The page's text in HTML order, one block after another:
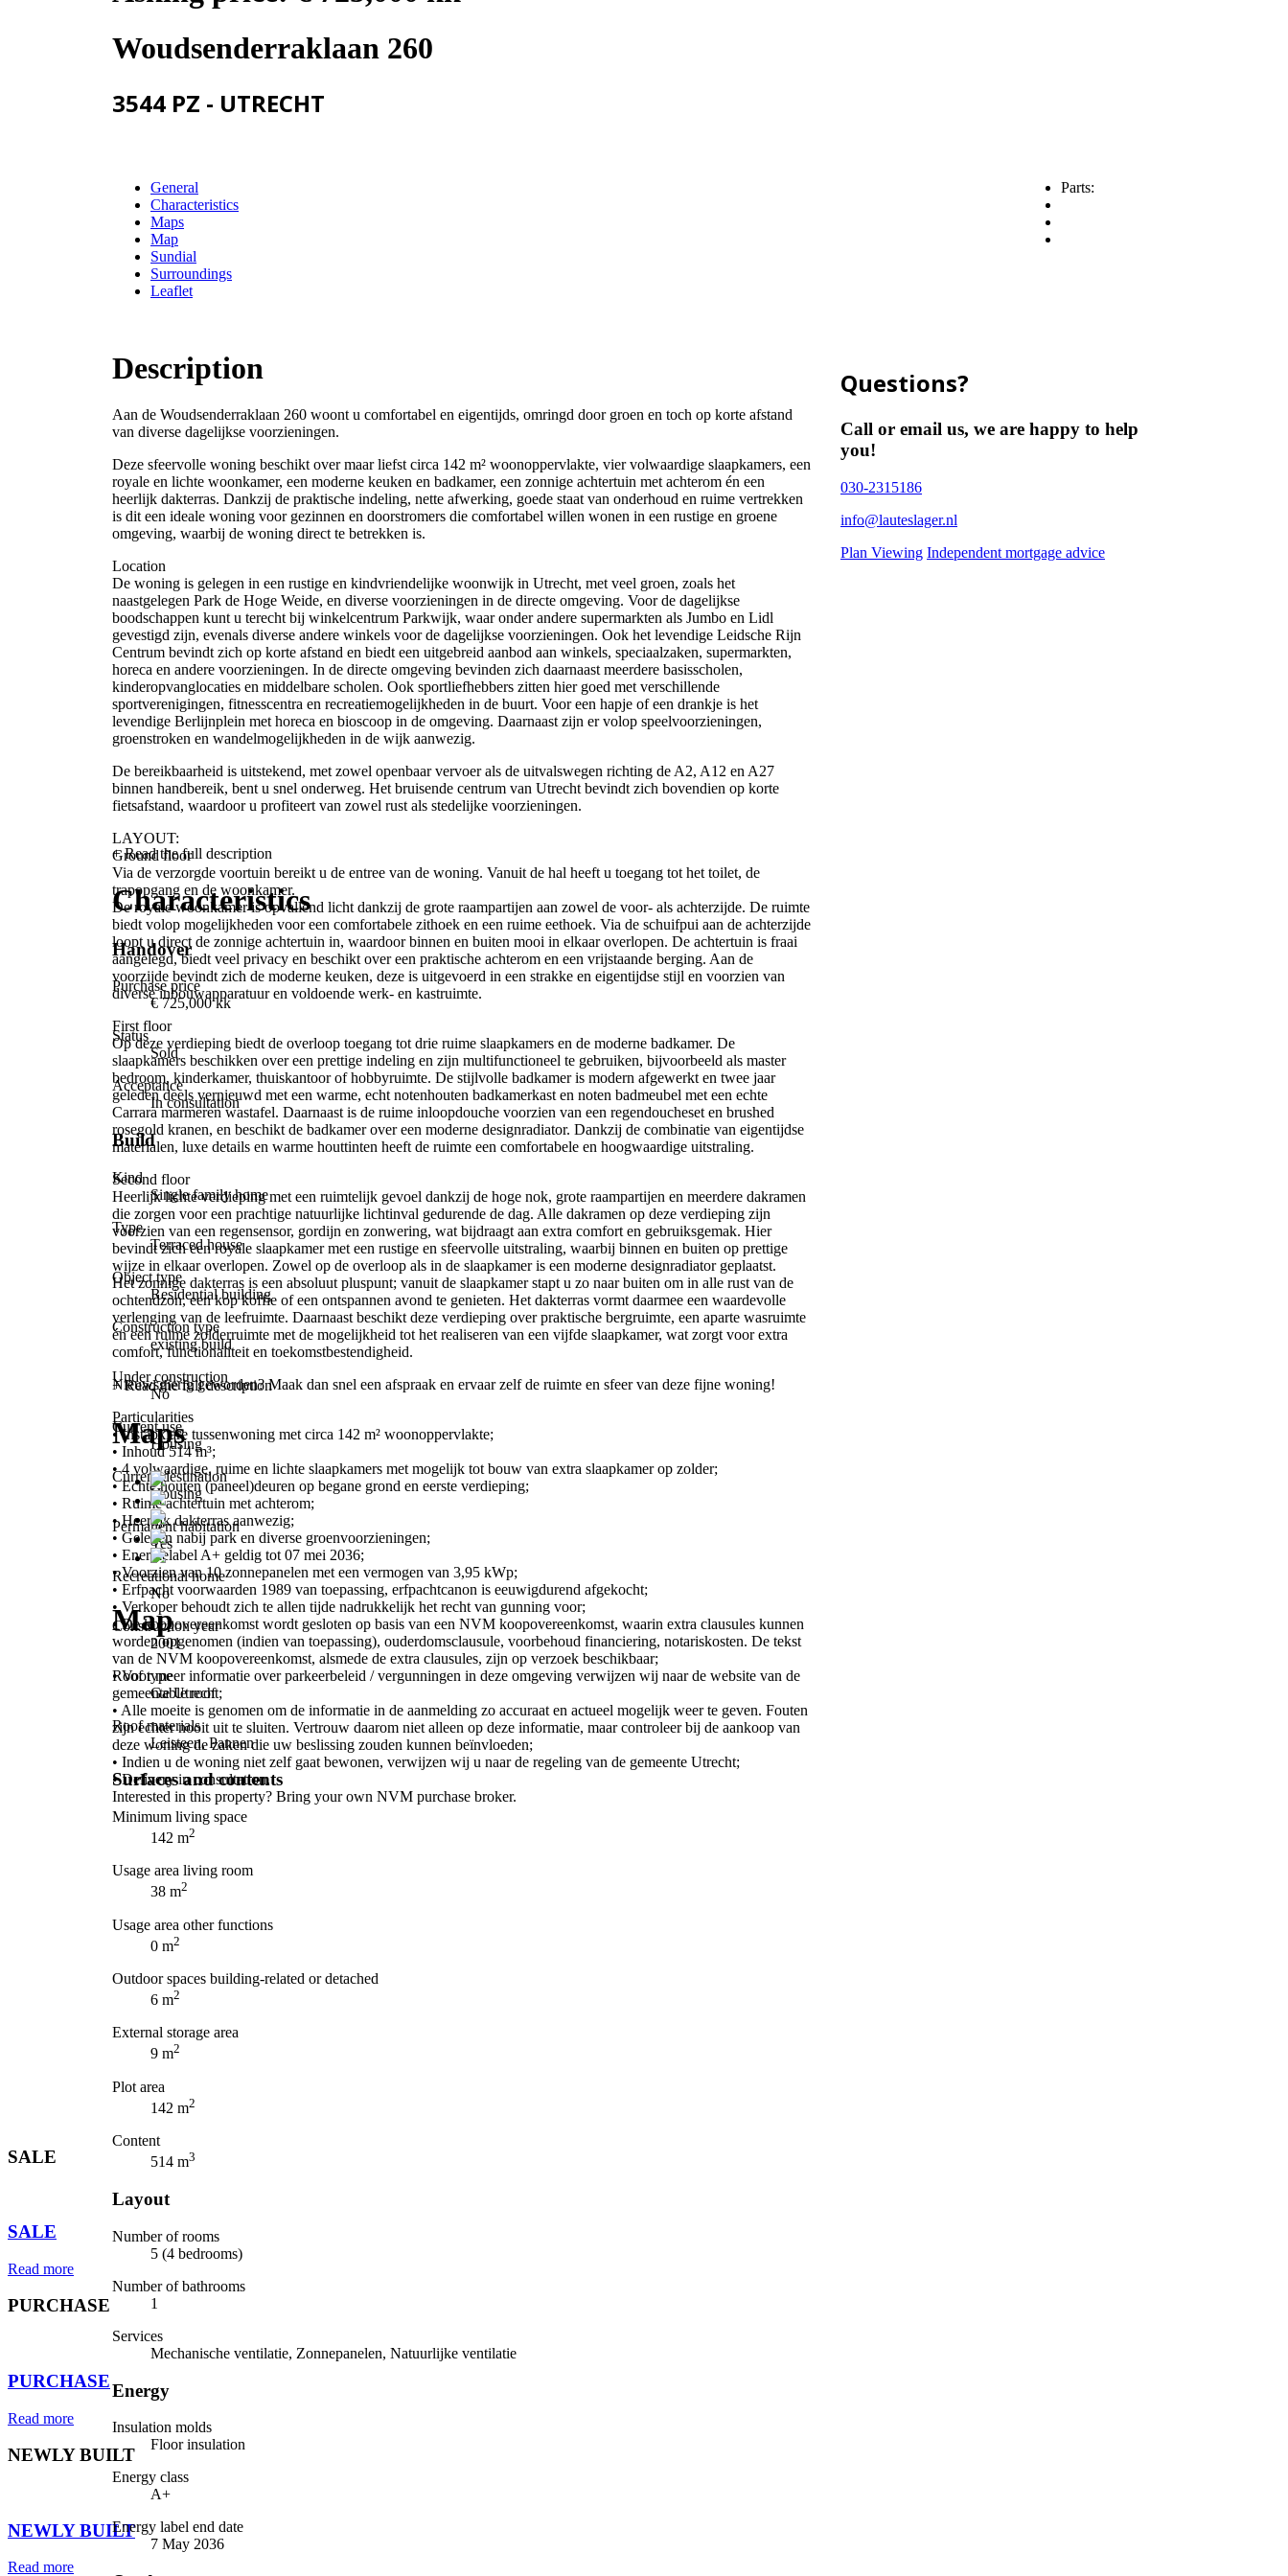
Woudsenderraklaan 260
3544 PZ - UTRECHT
General
Characteristics
Maps
Map
Sundial
Surroundings
Leaflet
Parts:
Description
Aan de Woudsenderraklaan 260 woont u comfortabel en eigentijds, omringd door groen en toch op korte afstand
van diverse dagelijkse voorzieningen.
Deze sfeervolle woning beschikt over maar liefst circa 142 m² woonoppervlakte, vier volwaardige slaapkamers, een
royale en lichte woonkamer, een moderne keuken en badkamer, een zonnige achtertuin met achterom én een
heerlijk dakterras. Dankzij de praktische indeling, nette afwerking, goede staat van onderhoud en ruime vertrekken
is dit een ideale woning voor gezinnen en doorstromers die comfortabel willen wonen in een rustige en groene
omgeving, waarbij de woning direct te betrekken is.
Location
De woning is gelegen in een rustige en kindvriendelijke woonwijk in Utrecht, met veel groen, zoals het
naastgelegen Park de Hoge Weide, en diverse voorzieningen in de directe omgeving. Voor de dagelijkse
boodschappen kunt u terecht bij winkelcentrum Parkwijk, waar onder andere supermarkten als Jumbo en Lidl
gevestigd zijn, evenals diverse andere winkels voor de dagelijkse voorzieningen. Ook het levendige Leidsche Rijn
Centrum bevindt zich op korte afstand en biedt een uitgebreid aanbod aan winkels, speciaalzaken, supermarkten,
horeca en andere voorzieningen. In de directe omgeving bevinden zich daarnaast meerdere basisscholen,
kinderopvanglocaties en middelbare scholen. Ook sportliefhebbers zitten hier goed met verschillende
sportverenigingen, fitnesscentra en recreatiemogelijkheden in de buurt. Voor een hapje of een drankje is het
levendige Berlijnplein met horeca en bioscoop in de omgeving. Daarnaast zijn er volop speelvoorzieningen,
groenstroken en wandelmogelijkheden in de wijk aanwezig.
De bereikbaarheid is uitstekend, met zowel openbaar vervoer als de uitvalswegen richting de A2, A12 en A27
binnen handbereik, bent u snel onderweg. Het bruisende centrum van Utrecht bevindt zich bovendien op korte
fietsafstand, waardoor u profiteert van zowel rust als stedelijke voorzieningen.
LAYOUT:
Ground floor
Via de verzorgde voortuin bereikt u de entree van de woning. Vanuit de hal heeft u toegang tot het toilet, de
trapopgang en de woonkamer.
De royale woonkamer is opvallend licht dankzij de grote raampartijen aan zowel de voor- als achterzijde. De ruimte
biedt volop mogelijkheden voor een comfortabele zithoek en een ruime eethoek. Via de schuifpui aan de achterzijde
loopt u direct de zonnige achtertuin in, waardoor binnen en buiten mooi in elkaar overlopen. De achtertuin is fraai
aangelegd, biedt veel privacy en beschikt over een praktische achterom en een vrijstaande berging. Aan de
voorzijde bevindt zich de moderne keuken, deze is uitgevoerd in een strakke en eigentijdse stijl en voorzien van
diverse inbouwapparatuur en voldoende werk- en kastruimte.
First floor
Op deze verdieping biedt de overloop toegang tot drie ruime slaapkamers en de moderne badkamer. De
slaapkamers beschikken over een prettige indeling en zijn multifunctioneel te gebruiken, bijvoorbeeld als master
bedroom, kinderkamer, thuiskantoor of hobbyruimte. De stijlvolle badkamer is modern afgewerkt en twee jaar
geleden deels vernieuwd met een warme, echt notenhouten badkamerkast en noten badmeubel met een echte
Carrara marmeren wastafel. Daarnaast is de ruime inloopdouche voorzien van een regendoucheset en brushed
rosegold kranen, en beschikt de badkamer over een moderne designradiator. Dankzij de combinatie van eigentijdse
materialen, luxe details en warme houttinten heeft de ruimte een comfortabele en hoogwaardige uitstraling.
Second floor
Heerlijk lichte verdieping met een ruimtelijk gevoel dankzij de hoge nok, grote raampartijen en meerdere dakramen
die zorgen voor een prachtige natuurlijke lichtinval gedurende de dag. Alle dakramen op deze verdieping zijn
voorzien van een regensensor, gordijn en zonwering, wat bijdraagt aan extra comfort en gebruiksgemak. Hier
bevindt zich een royale slaapkamer met een rustige en sfeervolle uitstraling, waarbij binnen en buiten op prettige
wijze in elkaar overlopen. Zowel op de overloop als in de slaapkamer is een moderne designradiator geplaatst.
Het zonnige dakterras is een absoluut pluspunt; vanuit de slaapkamer stapt u zo naar buiten om in alle rust van de
ochtendzon, een kop koffie of een ontspannen avond te genieten. Het dakterras vormt daarmee een waardevolle
verlenging van de leefruimte. Daarnaast beschikt deze verdieping over praktische bergruimte, een aparte wasruimte
én een ruime zolderruimte met de mogelijkheid tot het realiseren van een vijfde slaapkamer, wat zorgt voor extra
comfort, functionaliteit en toekomstbestendigheid.
Nieuwsgierig geworden? Maak dan snel een afspraak en ervaar zelf de ruimte en sfeer van deze fijne woning!
Particularities
• Instapklare tussenwoning met circa 142 m² woonoppervlakte;
• Inhoud 514 m³;
• 4 volwaardige, ruime en lichte slaapkamers met mogelijk tot bouw van extra slaapkamer op zolder;
• Echte houten (paneel)deuren op begane grond en eerste verdieping;
• Ruime achtertuin met achterom;
• Heerlijk dakterras aanwezig;
• Gelegen nabij park en diverse groenvoorzieningen;
• Energielabel A+ geldig tot 07 mei 2036;
• Voorzien van 10 zonnepanelen met een vermogen van 3,95 kWp;
• Erfpacht voorwaarden 1989 van toepassing, erfpachtcanon is eeuwigdurend afgekocht;
• Verkoper behoudt zich te allen tijde nadrukkelijk het recht van gunning voor;
• De koopovereenkomst wordt gesloten op basis van een NVM koopovereenkomst, waarin extra clausules kunnen
worden opgenomen (indien van toepassing), ouderdomsclausule, voorbehoud financiering, notariskosten. De tekst
van de NVM koopovereenkomst, alsmede de extra clausules, zijn op verzoek beschikbaar;
• Voor meer informatie over parkeerbeleid / vergunningen in deze omgeving verwijzen wij naar de website van de
gemeente Utrecht;
• Alle moeite is genomen om de informatie in de aanmelding zo accuraat en actueel mogelijk weer te geven. Fouten
zijn echter nooit uit te sluiten. Vertrouw daarom niet alleen op deze informatie, maar controleer bij de aankoop van
deze woning de zaken die uw beslissing zouden kunnen beïnvloeden;
• Indien u de woning niet zelf gaat bewonen, verwijzen wij u naar de regeling van de gemeente Utrecht;
• Delivery in consultation.
Interested in this property? Bring your own NVM purchase broker.
+ Read the full description
Characteristics
Handover
Purchase price
€ 725,000 kk
Status
Sold
Acceptance
In consultation
Build
Kind
Single family home
Type
Terraced house
Object type
Residential building
Construction type
existing build
Under construction
No
Current use
Housing
Current destination
Housing
Permanent habitation
Yes
Recreational home
No
Construction year
2001
Roof type
Gable roof
Roof materials
Leisteen, Pannen
Surfaces and contents
Minimum living space
142 m2
Usage area living room
38 m2
Usage area other functions
0 m2
Outdoor spaces building-related or detached
6 m2
External storage area
9 m2
Plot area
142 m2
Content
514 m3
Layout
Number of rooms
5 (4 bedrooms)
Number of bathrooms
1
Services
Mechanische ventilatie, Zonnepanelen, Natuurlijke ventilatie
Energy
Insulation molds
Floor insulation
Energy class
A+
Energy label end date
7 May 2036
+ Read the full description
Maps
Questions?
Call or email us, we are happy to help
you!
030-2315186
info@lauteslager.nl
Plan Viewing Independent mortgage advice
Map
SALE
SALE
Read more
PURCHASE
PURCHASE
Read more
NEWLY BUILT
NEWLY BUILT
Read more